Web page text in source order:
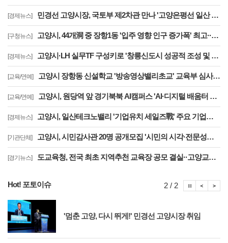
[경제뉴스] 민경선 고양시장, 국토부 제2차관 만나 '고양은평선 일산 연장 반영' 등 요청
[구청뉴스] 고양시, 44개洞 중 장항1동 '입주 영향 인구 증가폭' 최고··풍산동도 증가세 지속
[경제뉴스] 고양시·LH 실무TF 구성키로 '창릉신도시 성공적 조성 및 자족기능 강화 협력'
[교육/연예] 고양시 장항동 신설학교 '방송영상밸리초교' 교육부 심사 통과··2030년 개교
[교육/연예] 고양시, 원당역 앞 경기북북 AI캠퍼스 'AI·디지털 배움터 체험존' 12월까지 운영
[경제뉴스] 고양시, 일산테크노밸리 '기업유치 세일즈戰' 주요 기업에 고양시장 명의 투자 제안
[기관단체] 고양시, 시민감사관 20명 공개모집 '시민의 시각·전문성으로 감사행정 제고'
[경기뉴스] 도교육청, 전국 최초 지역추천 교육장 공모 결실··고양교육청 강현주 교육장 선발
Hot! 포토이슈
'멈춘 고양, 다시 뛰게!' 민경선 고양시장 취임
2 / 2 포
포토이